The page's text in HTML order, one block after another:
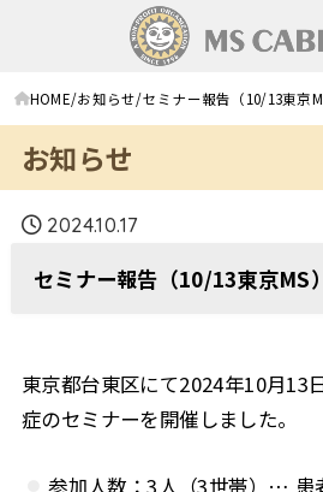
HOME お知らせ セミナー報告（10/13東京
お知らせ
2024.10.17
セミナー報告（10/13東京MS）
東京都台東区にて2024年10月13
症のセミナーを開催しました。